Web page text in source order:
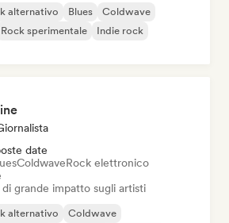
alternativo Blues
Coldwave
Rock sperimentale
Indie rock
date
ColdwaveRock elettronico
grande impatto sugli artisti
alternativo
Coldwave